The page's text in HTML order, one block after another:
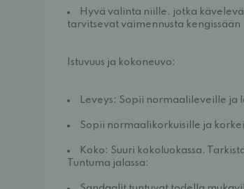
Hyvä valinta niille, jotka
tarvitsevat vaimennusta kengissään
Istuvuus ja kokoneuvo:
Leveys: Sopii normaalileveille ja
Sopii normaalikorkuisille ja
Koko: Suuri kokoluokassa.
Tuntuma jalassa: